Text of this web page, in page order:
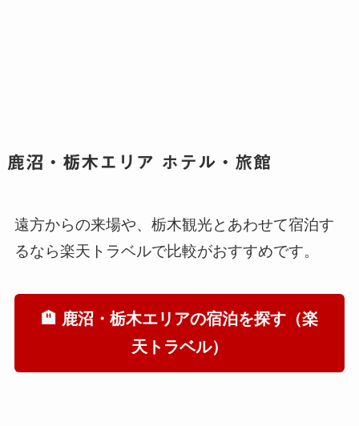
鹿沼・栃木エリア ホテル・旅館
遠方からの来場や、栃木観光とあわせて宿泊す
るなら楽天トラベルで比較がおすすめです。
🏨 鹿沼・栃木エリアの宿泊を探す（楽
天トラベル）